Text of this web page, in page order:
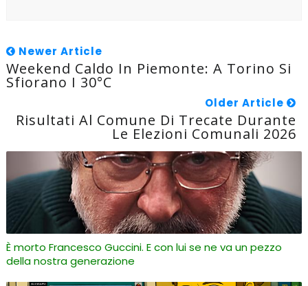
Newer Article
Weekend Caldo In Piemonte: A Torino Si
Sfiorano I 30°C
Older Article
Risultati Al Comune Di Trecate Durante
Le Elezioni Comunali 2026
È morto Francesco Guccini. E con lui se ne va un pezzo
della nostra generazione